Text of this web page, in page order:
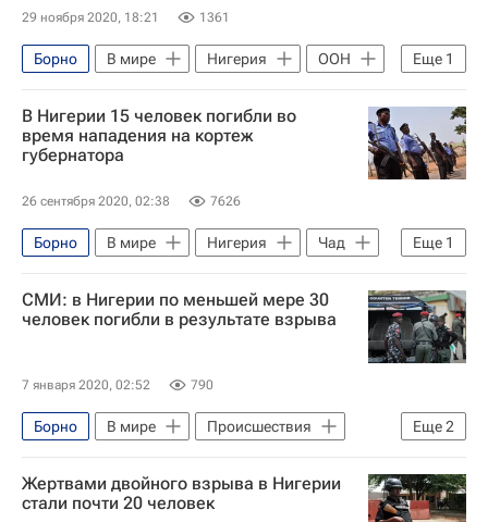
29 ноября 2020, 18:21 1361
Еще 1
Борно В мире Нигерия
ООН
Боко Харам
В Нигерии 15 человек погибли во
время нападения на кортеж
губернатора
26 сентября 2020, 02:38 7626
Еще 1
Борно В мире Нигерия
Чад
Бага
СМИ: в Нигерии по меньшей мере 30
человек погибли в результате взрыва
7 января 2020, 02:52 790
Еще2
Борно В мире
Происшествия
Нигерия
Боко Харам
Жертвами двойного взрыва в Нигерии
стали почти 20 человек